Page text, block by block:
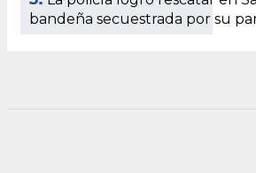
bandeña secuestrada por su